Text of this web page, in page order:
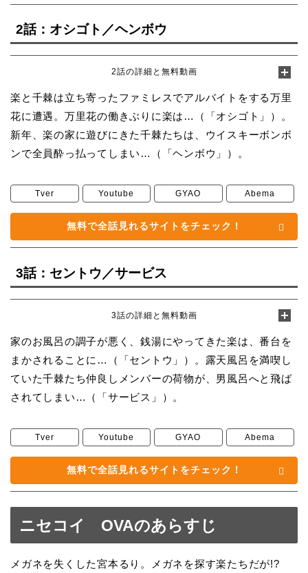
2話：オシゴト／ヘンボウ
2話の詳細と無料動画
楽と千棘は立ち寄ったファミレスでアルバイトをする万里
花に遭遇。万里花の働きぶりに楽は…（「オシゴト」）。
新年、楽の家に遊びにきた千棘たちは、ウイスキーボンボ
ンで全員酔っ払ってしまい…（「ヘンボウ」）。
Tver Youtube GYAO Abema
無料で全話見れるサイトをチェック！
3話：セントウ／サービス
3話の詳細と無料動画
家のお風呂の調子が悪く、銭湯にやってきた楽は、番台を
まかされることに…（「セントウ」）。露天風呂を満喫し
ていた千棘たち仲良しメンバーの荷物が、男風呂へと飛ば
されてしまい…（「サービス」）。
Tver Youtube GYAO Abema
無料で全話見れるサイトをチェック！
ニセコイ OVAのあらすじ
メガネを失くした宮本るり。メガネを探す楽たちだが!?